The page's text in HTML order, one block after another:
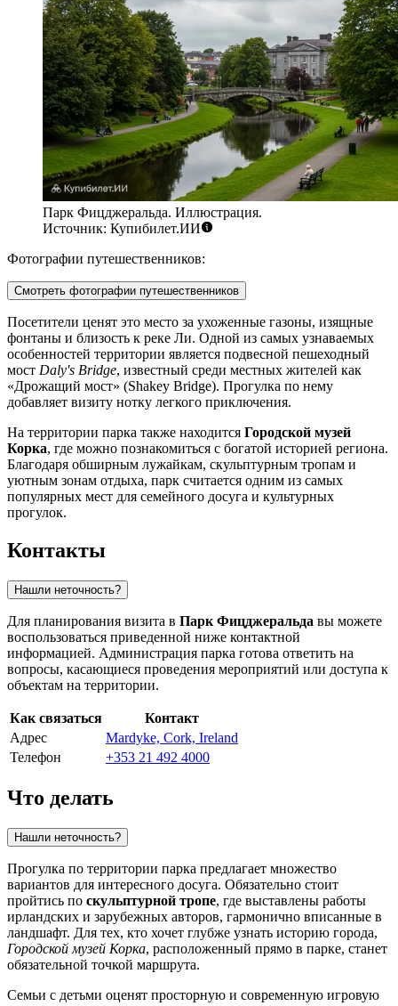
Парк Фицджеральда. Иллюстрация.
Источник: Купибилет.ИИ
Фотографии путешественников:
Смотреть фотографии путешественников
Посетители ценят это место за ухоженные газоны, изящные
фонтаны и близость к реке Ли. Одной из самых узнаваемых
особенностей территории является подвесной пешеходный
мост Daly's Bridge, известный среди местных жителей как
«Дрожащий мост» (Shakey Bridge). Прогулка по нему
добавляет визиту нотку легкого приключения.
На территории парка также находится Городской музей
Корка, где можно познакомиться с богатой историей региона.
Благодаря обширным лужайкам, скульптурным тропам и
уютным зонам отдыха, парк считается одним из самых
популярных мест для семейного досуга и культурных
прогулок.
Контакты
Нашли неточность?
Для планирования визита в Парк Фицджеральда вы можете
воспользоваться приведенной ниже контактной
информацией. Администрация парка готова ответить на
вопросы, касающиеся проведения мероприятий или доступа к
объектам на территории.
Как связаться
Контакт
Адрес
Mardyke, Cork, Ireland
Телефон
+353 21 492 4000
Что делать
Нашли неточность?
Прогулка по территории парка предлагает множество
вариантов для интересного досуга. Обязательно стоит
пройтись по скульптурной тропе, где выставлены работы
ирландских и зарубежных авторов, гармонично вписанные в
ландшафт. Для тех, кто хочет глубже узнать историю города,
Городской музей Корка, расположенный прямо в парке, станет
обязательной точкой маршрута.
Семьи с детьми оценят просторную и современную игровую